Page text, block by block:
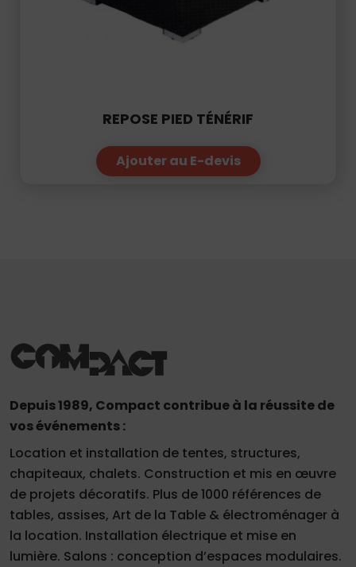
REPOSE PIED TÉNÉRIF
Ajouter au E-devis
Depuis 1989, Compact contribue à la réussite de
vos événements :
Location et installation de tentes, structures,
chapiteaux, chalets. Construction et mis en œuvre
de projets décoratifs. Plus de 1000 références de
tables, assises, Art de la Table & électroménager à
la location. Installation électrique et mise en
lumière. Salons : conception d’espaces modulaires.